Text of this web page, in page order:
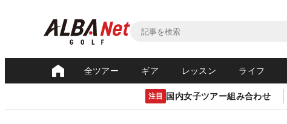
全ツアー ギア レッスン ライフ
注目 国内女子ツアー組み合わせ